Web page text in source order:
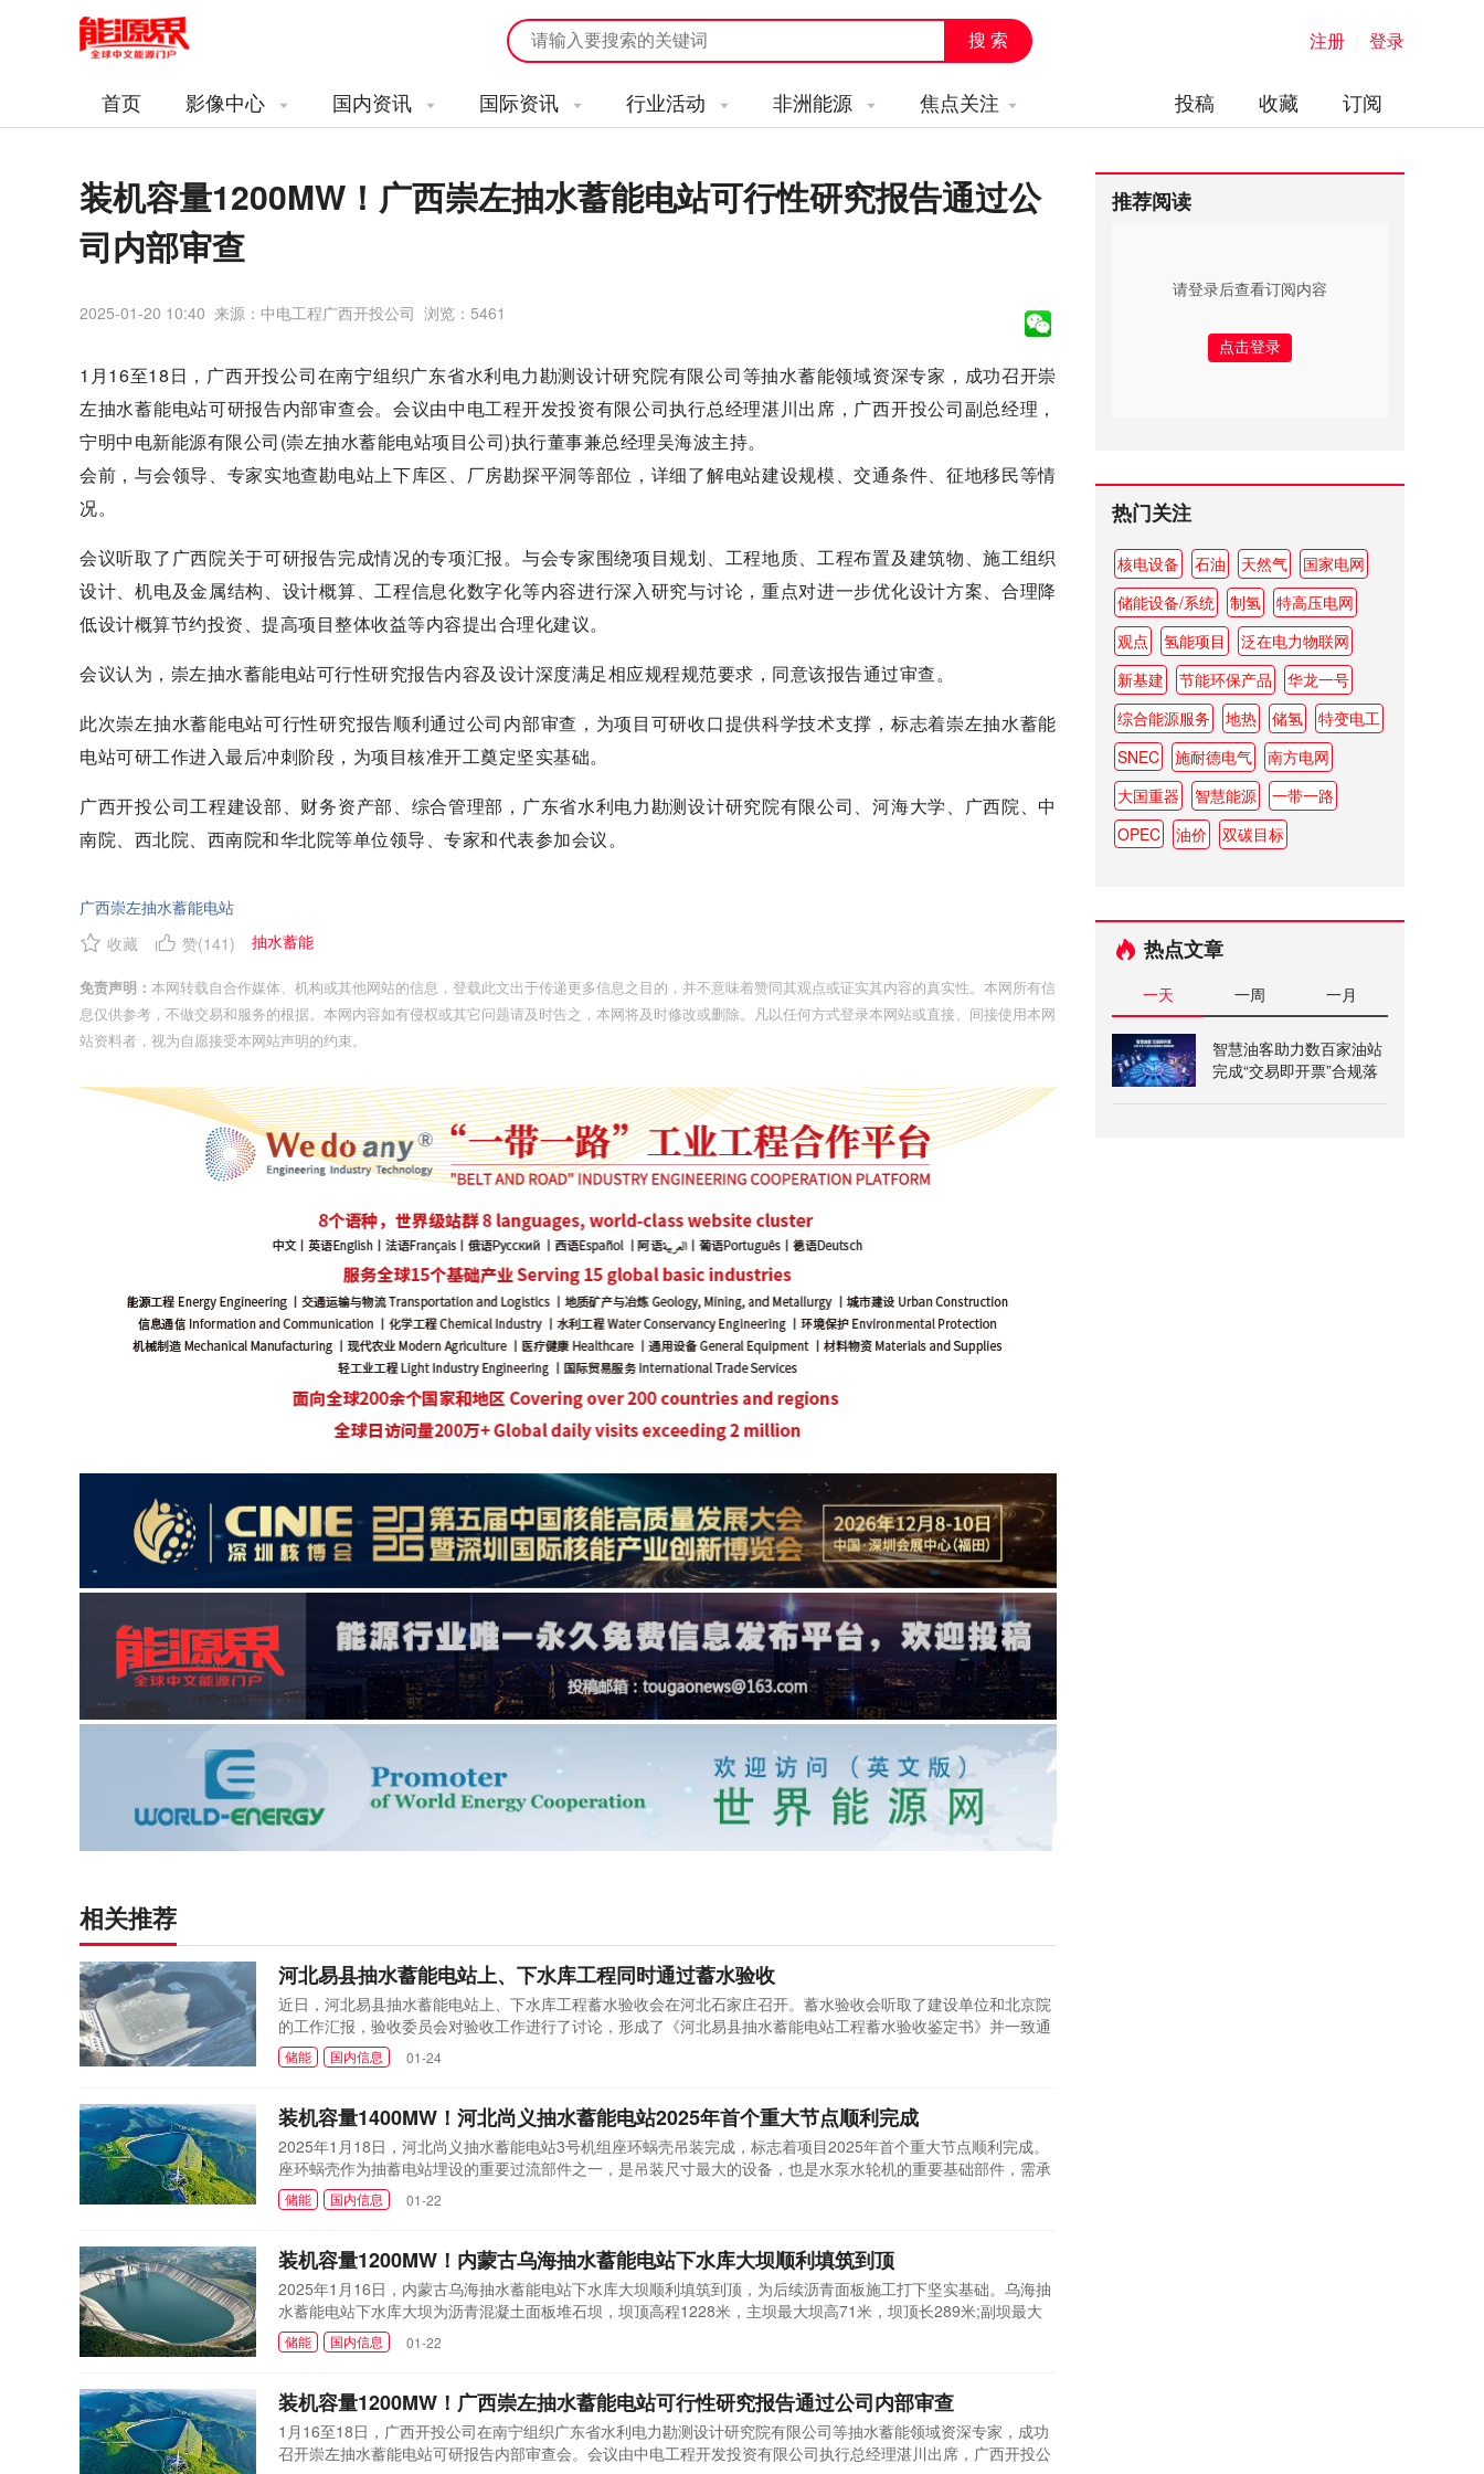
注册 登录
首页 影像中心 国内资讯 国际资讯 行业活动 非洲能源 焦点关注 订阅
收藏
投稿
装机容量1200MW！广西崇左抽水蓄能电站可行性研究报告通过公
司内部审查
2025-01-20 10:40 来源：中电工程广西开投公司 浏览： 5461
1月16至18日，广西开投公司在南宁组织广东省水利电力勘测设计研究院有限公司等抽水蓄能领域资深专家，成功召开崇
左抽水蓄能电站可研报告内部审查会。会议由中电工程开发投资有限公司执行总经理湛川出席，广西开投公司副总经理，
宁明中电新能源有限公司(崇左抽水蓄能电站项目公司)执行董事兼总经理吴海波主持。
会前，与会领导、专家实地查勘电站上下库区、厂房勘探平洞等部位，详细了解电站建设规模、交通条件、征地移民等情
况。
会议听取了广西院关于可研报告完成情况的专项汇报。与会专家围绕项目规划、工程地质、工程布置及建筑物、施工组织
设计、机电及金属结构、设计概算、工程信息化数字化等内容进行深入研究与讨论，重点对进一步优化设计方案、合理降
低设计概算节约投资、提高项目整体收益等内容提出合理化建议。
会议认为，崇左抽水蓄能电站可行性研究报告内容及设计深度满足相应规程规范要求，同意该报告通过审查。
此次崇左抽水蓄能电站可行性研究报告顺利通过公司内部审查，为项目可研收口提供科学技术支撑，标志着崇左抽水蓄能
电站可研工作进入最后冲刺阶段，为项目核准开工奠定坚实基础。
广西开投公司工程建设部、财务资产部、综合管理部，广东省水利电力勘测设计研究院有限公司、河海大学、广西院、中
南院、西北院、西南院和华北院等单位领导、专家和代表参加会议。
广西崇左抽水蓄能电站
收藏
赞(141 ) 抽水蓄能
免责声明： 本网转载自合作媒体、机构或其他网站的信息，登载此文出于传递更多信息之目的，并不意味着赞同其观点或证实其内容的真实性。本网所有信
息仅供参考，不做交易和服务的根据。本网内容如有侵权或其它问题请及时告之，本网将及时修改或删除。凡以任何方式登录本网站或直接、间接使用本网
站资料者，视为自愿接受本网站声明的约束。
相关推荐
河北易县抽水蓄能电站上、下水库工程同时通过蓄水验收
近日，河北易县抽水蓄能电站上、下水库工程蓄水验收会在河北石家庄召开。蓄水验收会听取了建设单位和北京院
的工作汇报，验收委员会对验收工作进行了讨论，形成了《河北易县抽水蓄能电站工程蓄水验收鉴定书》并一致通
过，同意上、下水库蓄水。上水库易县抽水蓄能电站上、下水库工程开展多次蓄水验收前的安全鉴定、质量检查、
蓄水验收专项活动，针对上、下水库蓄水工程形象面貌、设计方案、施工质量等各个方面，进行了全面细致的现场
储能 国内信息 01-24
装机容量1400MW！河北尚义抽水蓄能电站2025年首个重大节点顺利完成
2025年1月18日，河北尚义抽水蓄能电站3号机组座环蜗壳吊装完成，标志着项目2025年首个重大节点顺利完成。
座环蜗壳作为抽蓄电站埋设的重要过流部件之一，是吊装尺寸最大的设备，也是水泵水轮机的重要基础部件，需承
受整个机组及机组段绝大部分混凝土的重量和蜗壳内的水压力，具有通流、导水作用。尚义抽蓄电站座环蜗壳起吊
重量188吨，最大尺寸11.75米，高度2.75米。3号机组座环蜗壳焊接完成后，焊缝无损检测合格率100%，各项数
储能 国内信息 01-22
装机容量1200MW！内蒙古乌海抽水蓄能电站下水库大坝顺利填筑到顶
2025年1月16日，内蒙古乌海抽水蓄能电站下水库大坝顺利填筑到顶，为后续沥青面板施工打下坚实基础。乌海抽
水蓄能电站下水库大坝为沥青混凝土面板堆石坝，坝顶高程1228米，主坝最大坝高71米，坝顶长289米;副坝最大
坝高40米，坝顶长度91米。自项目开工以来，项目部重安全、抓质量、促进度，精心组织资源，优化施工工艺，填
筑碾压过程应用智能碾压技术，有效避免漏碾、超碾现象，大幅提高施工质量与填筑效率。据悉，乌海抽水蓄能电
储能 国内信息 01-22
装机容量1200MW！广西崇左抽水蓄能电站可行性研究报告通过公司内部审查
1月16至18日，广西开投公司在南宁组织广东省水利电力勘测设计研究院有限公司等抽水蓄能领域资深专家，成功
召开崇左抽水蓄能电站可研报告内部审查会。会议由中电工程开发投资有限公司执行总经理湛川出席，广西开投公
推荐阅读
请登录后查看订阅内容
热门关注
核电设备 石油 天然气
国家电网
储能设备/系统
制氢
特高压电网
观点
氢能项目
泛在电力物联网
新基建
节能环保产品
华龙一号
综合能源服务
地热 储氢
特变电工
SNEC
施耐德电气
南方电网
大国重器
智慧能源
一带一路
OPEC
油价 双碳目标
热点文章
一天 一周 一月
智慧油客助力数百家油站
完成“交易即开票”合规落